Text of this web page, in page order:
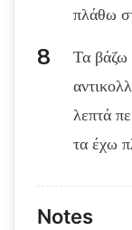
πλάθω
Τα βάζω
λεπτά
τα έχω
Notes